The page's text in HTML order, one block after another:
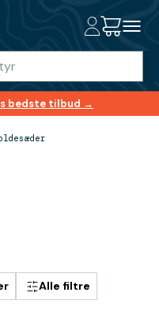
bedste tilbud →
Alle filtre